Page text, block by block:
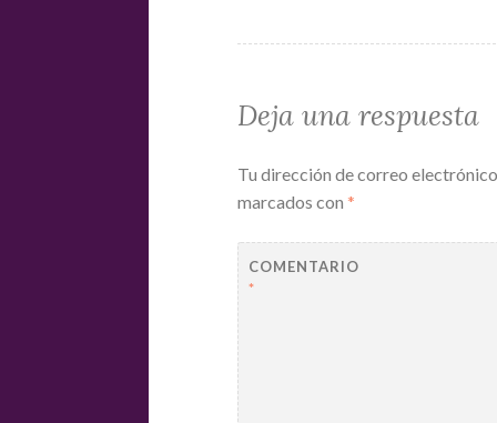
Deja una respuesta
Tu dirección de correo
marcados con*
COMENTARIO
*